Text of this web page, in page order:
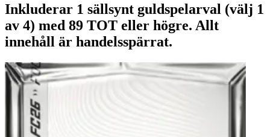
Inkluderar 1 sällsynt guldspelarval (välj 1
av 4) med 89 TOT eller högre. Allt
innehåll är handelsspärrat.